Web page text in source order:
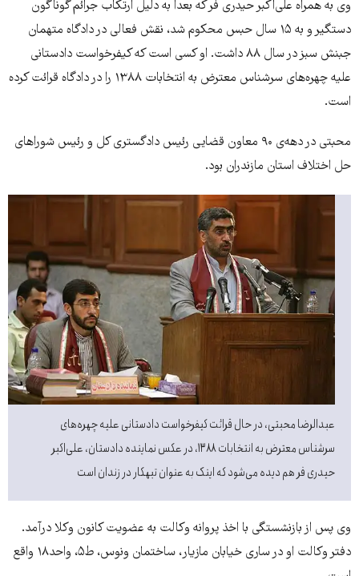
وی به همراه علی‌اکبر حیدری فر که بعداً به دلیل ارتکاب جرائم گوناگون
دستگیر و به ۱۵ سال حبس محکوم شد، نقش فعالی در دادگاه متهمان
جبنش سبز در سال ۸۸ داشت. او کسی است که کیفرخواست دادستانی
علیه چهره‌های سرشناس معترض به انتخابات ۱۳۸۸ را در دادگاه قرائت کرده
است.
محبتی در دهه‌ی ۹۰ معاون قضایی رئیس دادگستری كل و رئیس شوراهای
حل اختلاف استان مازندران بود.
عبدالرضا محبتی، در حال قرائت کیفرخواست دادستانی علیه چهره‌های
سرشناس معترض به انتخابات ۱۳۸۸، در عکس نماینده دادستان، علی‌اکبر
حیدری فر هم دیده می‌شود که اینک به عنوان تبهکار در زندان است
وی پس از بازنشستگی با اخذ پروانه وکالت به عضویت کانون وکلا درآمد.
دفتر وکالت او در ساری خیابان مازیار، ساختمان ونوس، ط۵، واحد۱۸ واقع